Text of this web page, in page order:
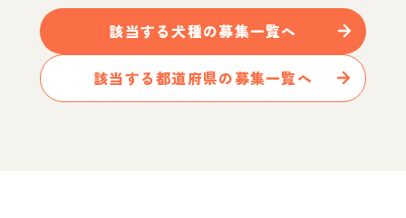
該当する犬種の募集一覧へ
該当する都道府県の募集一覧へ